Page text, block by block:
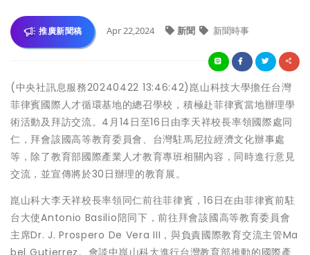
推廣新聞稿 Apr 22,2024 新聞 新聞時事
(中央社訊息服務20240422 13:46:42)崑山科技大學擔任台灣
菲律賓國際人才循環基地的總召學校，積極赴菲律賓當地辦理學
術活動及拜訪交流。4月14日至16日由李天祥校長率領國際處同
仁，拜會該國高等教育委員會、台灣駐馬尼拉經濟文化辦事處
等，除了教育部國際產業人才教育專班相關內容，同時進行意見
交流，並宣傳將於30日辦理的教育展。
崑山科大李天祥校長率領同仁前往菲律賓，16日在由菲律賓前駐
台大使Antonio Basilio陪同下，前往拜會該國高等教育委員會
主席Dr. J. Prospero De Vera III，與負責國際教育交流主管Ma
bel Gutierrez。會談中崑山科大進行台灣教育部推動的國際產